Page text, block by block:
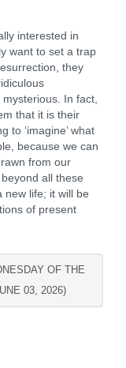
interested in
want to set a trap
they
In fact,
that it is their
to ‘imagine’ what
because we can
from our
all these
new life; it will be
of present
OF THE
03, 2026)